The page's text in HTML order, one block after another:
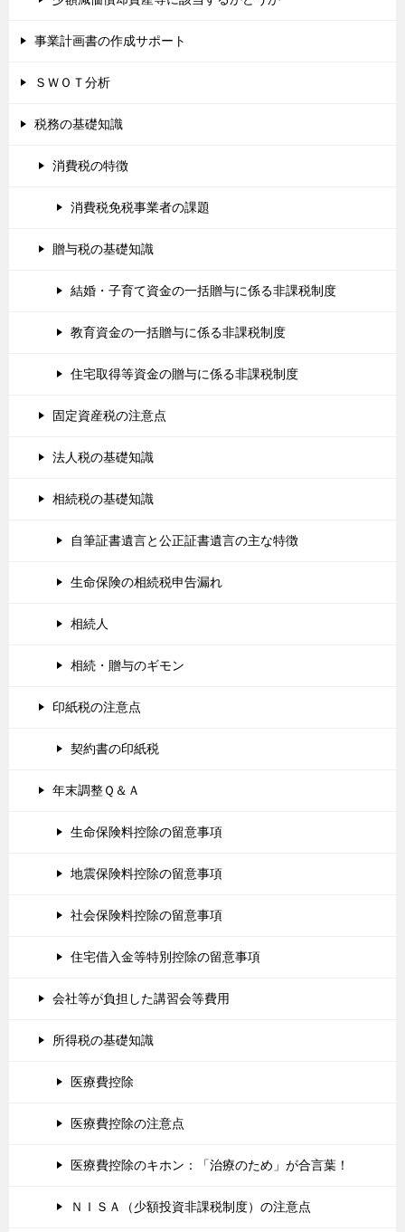
事業計画書の作成サポート
ＳＷＯＴ分析
税務の基礎知識
消費税の特徴
消費税免税事業者の課題
贈与税の基礎知識
結婚・子育て資金の一括贈与に係る非課税制度
教育資金の一括贈与に係る非課税制度
住宅取得等資金の贈与に係る非課税制度
固定資産税の注意点
法人税の基礎知識
相続税の基礎知識
自筆証書遺言と公正証書遺言の主な特徴
生命保険の相続税申告漏れ
相続人
相続・贈与のギモン
印紙税の注意点
契約書の印紙税
年末調整Ｑ＆Ａ
生命保険料控除の留意事項
地震保険料控除の留意事項
社会保険料控除の留意事項
住宅借入金等特別控除の留意事項
会社等が負担した講習会等費用
所得税の基礎知識
医療費控除
医療費控除の注意点
医療費控除のキホン：「治療のため」が合言葉！
ＮＩＳＡ（少額投資非課税制度）の注意点